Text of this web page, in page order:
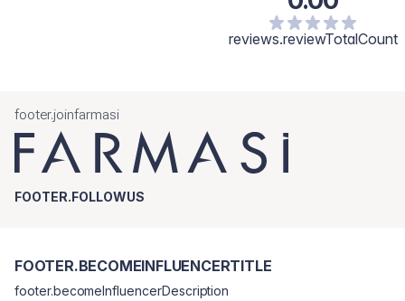
reviews.reviewTotalCount
footer.joinfarmasi
FOOTER.FOLLOWUS
FOOTER.BECOMEINFLUENCERTITLE
footer.becomeInfluencerDescription